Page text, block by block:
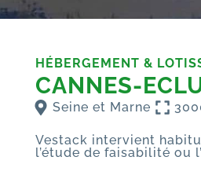
HÉBERGEMENT &
CANNES-
Seine et Marne
Vestack intervient
l’étude de faisabilité ou